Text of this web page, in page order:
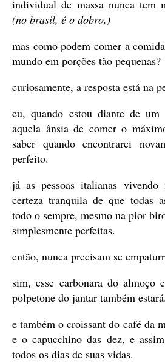
individual de massa nunca tem
(no brasil, é o dobro.)
mas como podem comer a
mundo em porções tão pequenas?
curiosamente, a resposta está na
eu, quando estou diante de
aquela ânsia de comer o
saber quando encontrarei
perfeito.
já as pessoas italianas
certeza tranquila de que todas
todo o sempre, mesmo na pior
simplesmente perfeitas.
então, nunca precisam se
sim, esse carbonara do
polpetone do jantar também estará.
e também o croissant do café da
e o capucchino das dez, e
todos os dias de suas vidas.